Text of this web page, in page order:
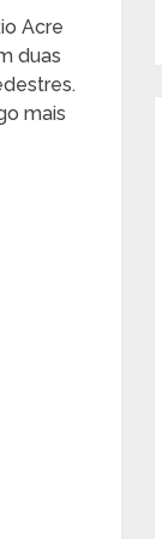
Acre
duas
mais